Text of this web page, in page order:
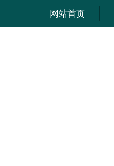
网站首页